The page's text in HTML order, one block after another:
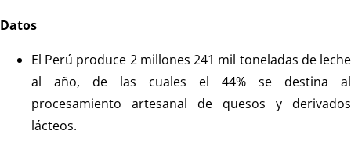
Datos
El Perú produce 2 millones 241 mil toneladas de leche
al año, de las cuales el 44% se destina al
procesamiento artesanal de quesos y derivados
lácteos.